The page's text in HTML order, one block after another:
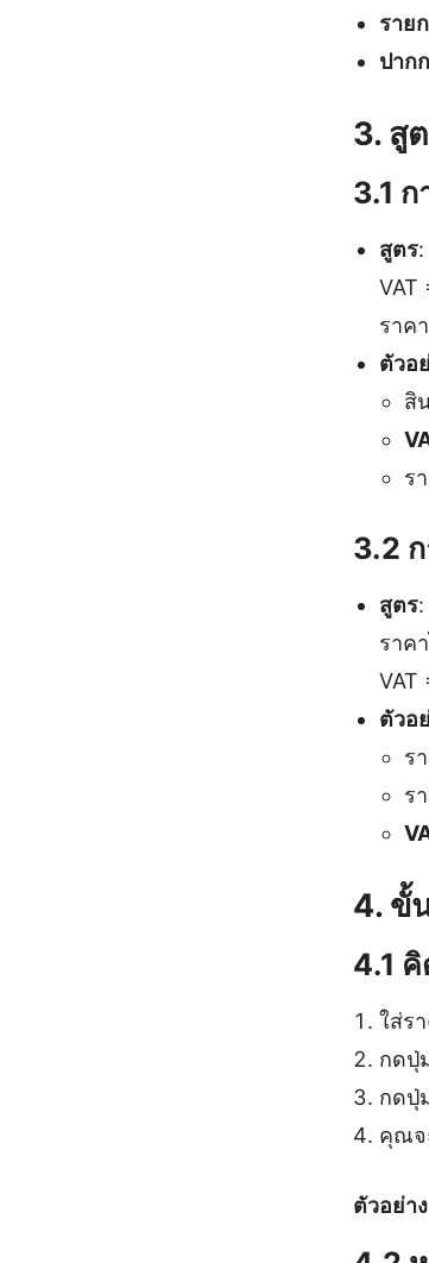
ราย
ปาก
3. สู
3.1
สูตร:
VAT
ราค
ตัวอ
สิ
ร
3.2
สูตร:
ราค
VAT
ตัวอ
ร
ร
4. ขั้
4.1
ใส่ร
กดปุ่
กดปุ่
คุณจ
ตัวอย่าง